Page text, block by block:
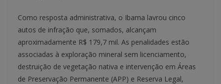
Como resposta administrativa, o Ibama lavrou cinco
autos de infração que, somados, alcançam
aproximadamente R$ 179,7 mil. As penalidades estão
associadas à exploração mineral sem licenciamento,
destruição de vegetação nativa e intervenção em Áreas
de Preservação Permanente (APP) e Reserva Legal,